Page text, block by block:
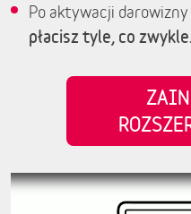
Po aktywacji darowizny
płacisz tyle, co zwykle.